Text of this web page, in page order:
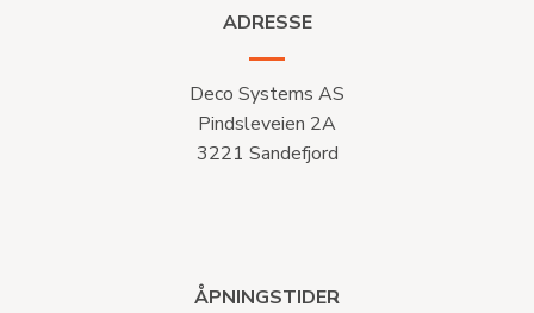
ADRESSE
Deco Systems AS
Pindsleveien 2A
3221 Sandefjord
ÅPNINGSTIDER